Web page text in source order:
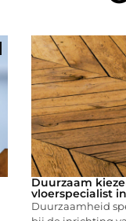
Duurzaam
vloerspecialist
Duurzaamheid